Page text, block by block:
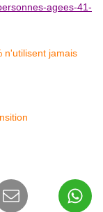
agees-41-